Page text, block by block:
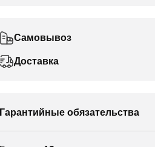
Самовывоз
Доставка
Гарантийные обязательства